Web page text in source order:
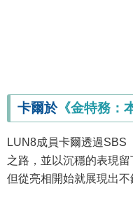
卡爾於《金特務：
LUN8成員卡爾透過SBS
之路，並以沉穩的表現
但從亮相開始就展現出不